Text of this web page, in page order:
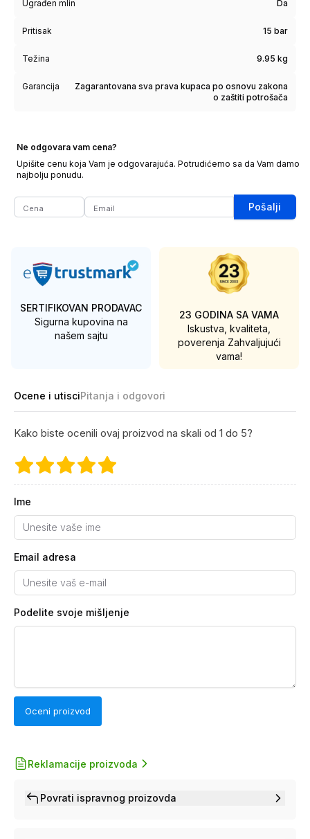
Ugrađen mlin Da
Pritisak 15 bar
Težina 9.95 kg
Garancija
Zagarantovana sva prava kupaca po osnovu zakona
o zaštiti potrošača
Ne odgovara vam cena?
Upišite cenu koja Vam je odgovarajuća. Potrudićemo sa da Vam damo
najbolju ponudu.
Pošalji
SERTIFIKOVAN PRODAVAC
Sigurna kupovina na
našem sajtu
23 GODINA SA VAMA
Iskustva, kvaliteta,
poverenja Zahvaljujući
vama!
Ocene i utisciPitanja i odgovori
Kako biste ocenili ovaj proizvod na skali od 1 do 5?
Ime
Email adresa
Podelite svoje mišljenje
Oceni proizvod
Reklamacije proizvoda
Povrati ispravnog proizovda